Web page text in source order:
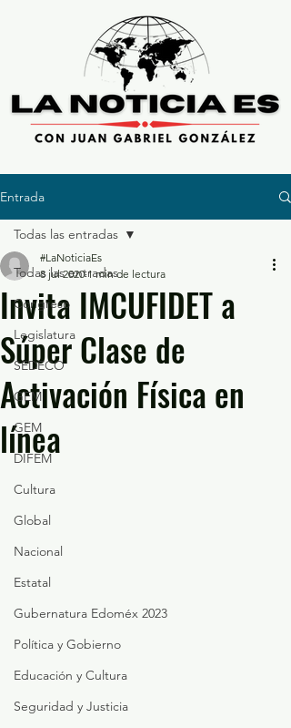
Entrada
Todas las entradas
Congreso
Legislatura
SEDECO
GEM
GEM
DIFEM
Cultura
Global
Nacional
Estatal
Gubernatura Edoméx 2023
Política y Gobierno
Educación y Cultura
Seguridad y Justicia
Todas las entradas
Invita IMCUFIDET a
Súper Clase de
Activación Física en
línea
#LaNoticiaEs
8 jul 2020 1 min de lectura